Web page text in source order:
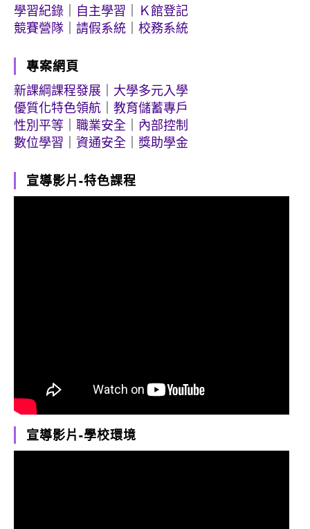
學習紀錄
自主學習
Ｋ館登記
競賽營隊
請假系統 校務系統
專案網頁
新課綱課程發展
大學多元入學
優質化特色領航
教育儲蓄專戶
性別平等
職業安全
內部控制
數位學習
資通安全 獎助學金
宣導影片-特色課程
宣導影片-學校環境